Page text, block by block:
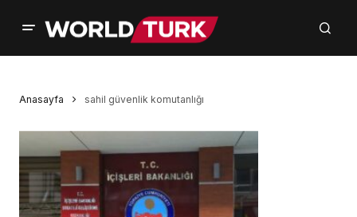
Anasayfa sahil güvenlik komutanlığı